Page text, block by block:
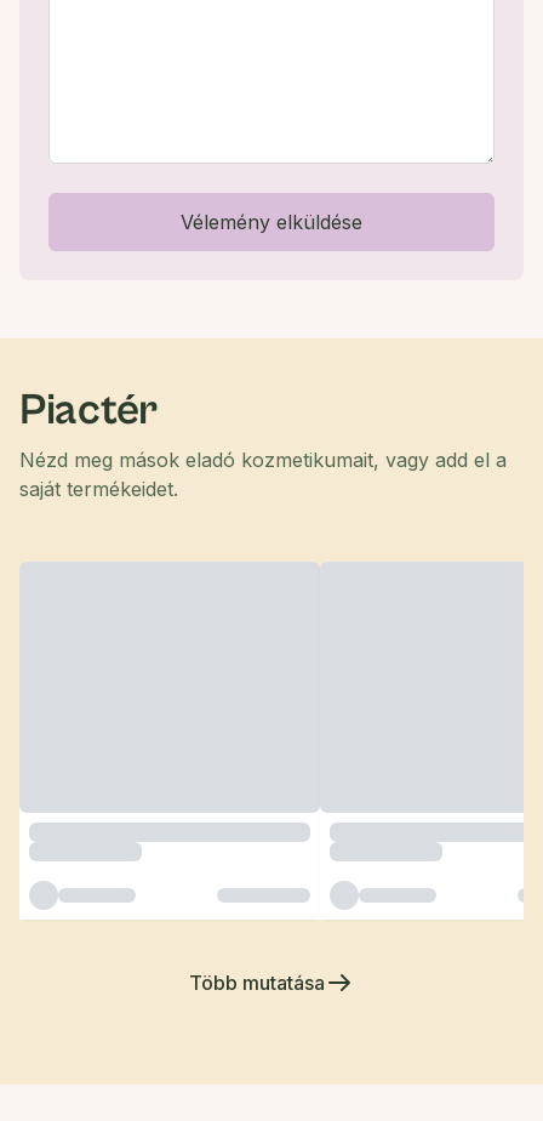
Vélemény elküldése
Piactér
Nézd meg mások eladó kozmetikumait, vagy add el a
saját termékeidet.
Több mutatása